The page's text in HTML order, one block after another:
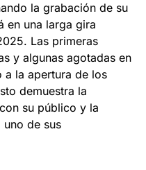
la grabación de su
en una larga gira
Las primeras
y algunas agotadas en
a la apertura de los
demuestra la
su público y la
de sus